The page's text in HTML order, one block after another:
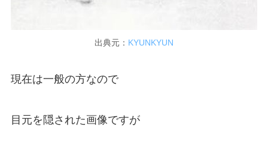
出典元： KYUNKYUN
現在は一般の方なので
目元を隠された画像ですが